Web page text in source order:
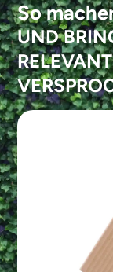
So
UND